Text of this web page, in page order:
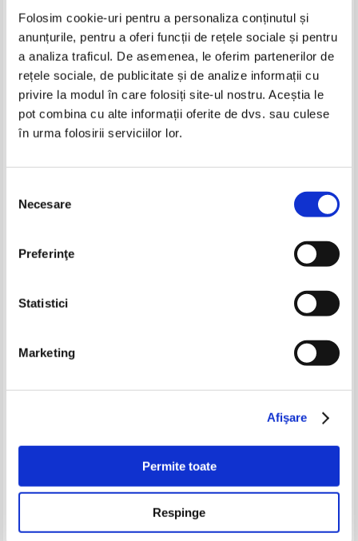
Folosim cookie-uri pentru a personaliza conținutul și
anunțurile, pentru a oferi funcții de rețele sociale și pentru
a analiza traficul. De asemenea, le oferim partenerilor de
rețele sociale, de publicitate și de analize informații cu
privire la modul în care folosiți site-ul nostru. Aceștia le
pot combina cu alte informații oferite de dvs. sau culese
în urma folosirii serviciilor lor.
consimțământului
Necesare
Preferinţe
Statistici
Marketing
Afişare
Permite toate
Respinge
Dan Brown - Ingeri si demoni
Pret:50,00 Lei
Adaugă în coș
Valerio Evangelisti - Magul.
Romanul lui Nostradamus (3
Pret:70,00Lei 59,50 Lei
Isaac Asimov - Fundatia si
Pamantul
Lee Child - Capcana Margrave
-15%